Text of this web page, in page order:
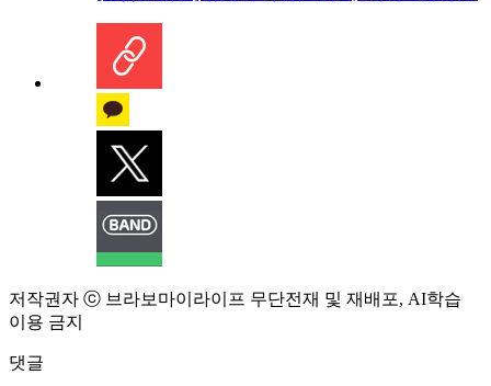
저작권자 ⓒ 브라보마이라이프 무단전재 및 재배포, AI학습
이용 금지
댓글